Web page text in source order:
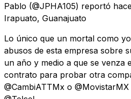
Pablo (@JPHA105) reportó
Irapuato, Guanajuato
Lo único que un mortal como
abusos de esta empresa sobre
un año y medio a que se venza
contrato para probar otra
@CambiATTMx o